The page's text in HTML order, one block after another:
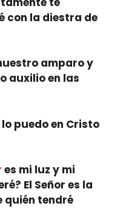
con la diestra de
amparo y
auxilio en las
lo puedo en Cristo
es mi luz y mi
El Señor es la
quién tendré